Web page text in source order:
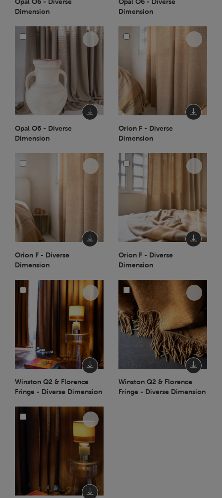
Dimension
Dimension
Opal O6 - Diverse
Dimension
Orion F - Diverse
Dimension
Orion F - Diverse
Dimension
Orion F - Diverse
Dimension
Winston Q2 & Florence
Fringe - Diverse Dimension
Winston Q2 & Florence
Fringe - Diverse Dimension